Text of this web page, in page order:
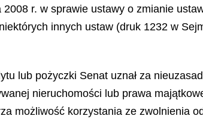
r. w sprawie ustawy o zmianie
innych ustaw (druk 1232 w
lub pożyczki Senat uznał za
nieruchomości lub prawa
możliwość korzystania ze zwolnienia